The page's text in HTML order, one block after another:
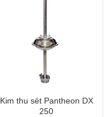
Kim thu sét Pantheon DX
250